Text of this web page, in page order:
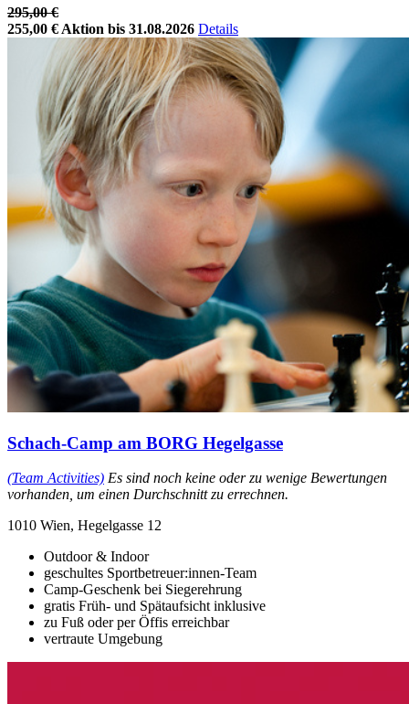
295,00 €
255,00 € Aktion bis 31.08.2026 Details
Schach-Camp am BORG Hegelgasse
(Team Activities) Es sind noch keine oder zu wenige Bewertungen
vorhanden, um einen Durchschnitt zu errechnen.
1010 Wien, Hegelgasse 12
Outdoor & Indoor
geschultes Sportbetreuer:innen-Team
Camp-Geschenk bei Siegerehrung
gratis Früh- und Spätaufsicht inklusive
zu Fuß oder per Öffis erreichbar
vertraute Umgebung